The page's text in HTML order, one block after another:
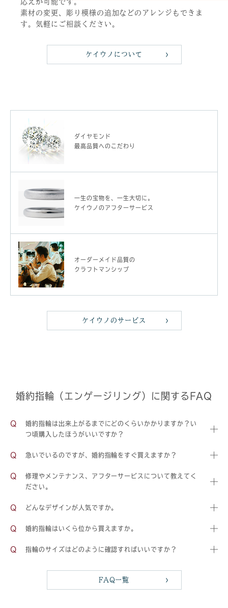
素材の変更、彫り模様の追加などのアレンジもできま
す。気軽にご相談ください。
ケイウノについて
ダイヤモンド
最高品質へのこだわり
一生の宝物を、一生大切に。
ケイウノのアフターサービス
オーダーメイド品質の
クラフトマンシップ
ケイウノのサービス
婚約指輪（エンゲージリング）に関するFAQ
婚約指輪は出来上がるまでにどのくらいかかりますか？い
つ頃購入したほうがいいですか？
急いでいるのですが、婚約指輪をすぐ買えますか？
修理やメンテナンス、アフターサービスについて教えてく
ださい。
どんなデザインが人気ですか。
婚約指輪はいくら位から買えますか。
指輪のサイズはどのように確認すればいいですか？
FAQ一覧